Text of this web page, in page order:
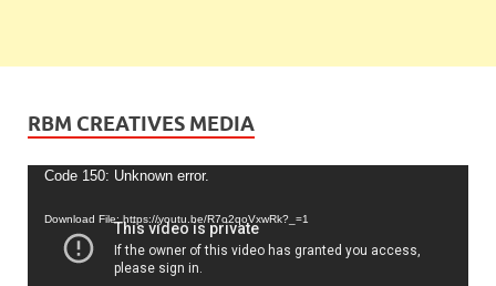
RBM CREATIVES MEDIA
Video
Code 150: Unknown error.
Download File: https://youtu.be/R7o2qoVxwRk?_=1